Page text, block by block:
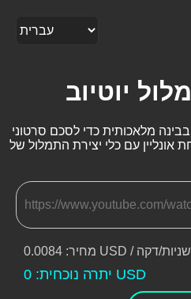
יוטיוב
מלאכותית כדי לסכם סרטוני
מחיר : 0.0084 USD / שניות/דקה
יתרה נוכחית:
0 USD